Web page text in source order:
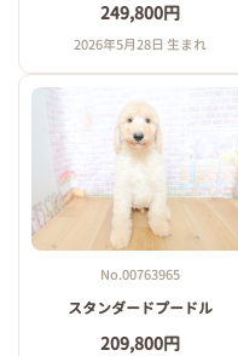
249,800円
2026年5月28日 生まれ
No.00763965
スタンダードプードル
209,800円